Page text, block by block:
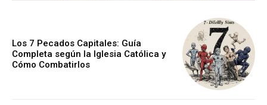
Los 7 Pecados Capitales: Guía
Completa según la Iglesia Católica y
Cómo Combatirlos